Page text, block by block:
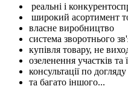
реальні і
широкий асортимент
власне виробництво
система зворотнього
купівля товару, не
озеленення участків та
консультації по догляду
та багато іншого...